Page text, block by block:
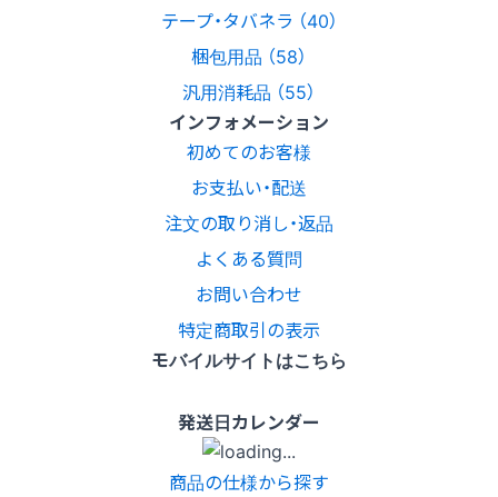
テープ・タバネラ （40）
梱包用品 （58）
汎用消耗品 （55）
インフォメーション
初めてのお客様
お支払い・配送
注文の取り消し・返品
よくある質問
お問い合わせ
特定商取引の表示
モバイルサイトはこちら
発送日カレンダー
商品の仕様から探す